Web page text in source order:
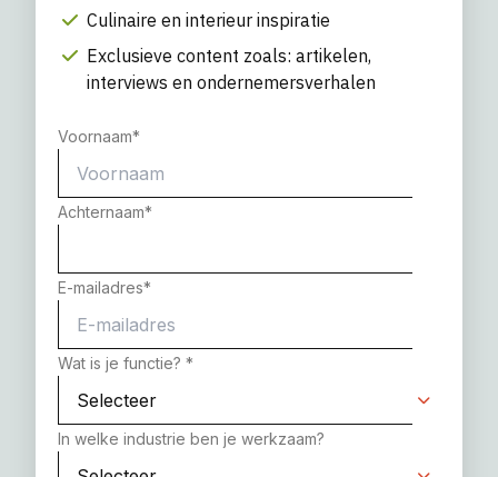
Culinaire en interieur inspiratie
Exclusieve content zoals: artikelen,
interviews en ondernemersverhalen
Voornaam*
Achternaam*
E-mailadres*
Wat is je functie? *
In welke industrie ben je werkzaam?